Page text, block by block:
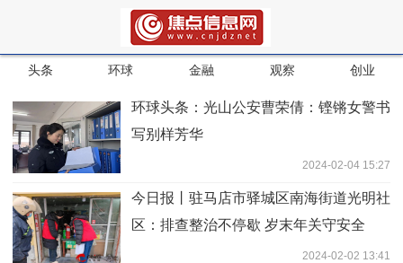
头条 环球 金融 观察 创业
环球头条：​光山公安曹荣倩：铿锵女警书
写别样芳华
2024-02-04 15:27
今日报丨驻马店市驿城区南海街道光明社
区：排查整治不停歇 岁末年关守安全
2024-02-02 13:41